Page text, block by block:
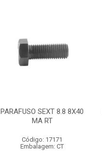
PARAFUSO SEXT 8.8 8X40
MA RT
Código: 17171
Embalagem: CT